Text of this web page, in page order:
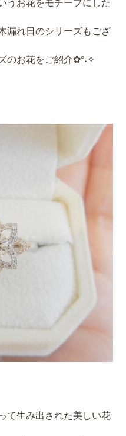
うお花をモチーフにした
漏れ日のシリーズもござ
のお花をご紹介✿°˖✧
て生み出された美しい花